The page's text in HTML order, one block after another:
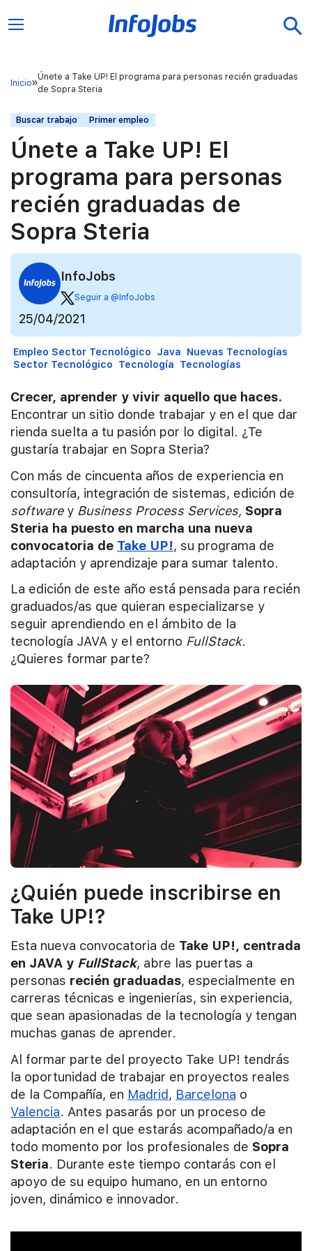
Inicio
Únete a Take UP! El programa para personas recién graduadas
de Sopra Steria
Buscar trabajo Primer empleo
Únete a Take UP! El
programa para personas
recién graduadas de
Sopra Steria
InfoJobs
Seguir a @InfoJobs
25/04/2021
Empleo Sector Tecnológico Java Nuevas Tecnologías
Sector Tecnológico Tecnología Tecnologías
Crecer, aprender y vivir aquello que haces.
Encontrar un sitio donde trabajar y en el que dar
rienda suelta a tu pasión por lo digital. ¿Te
gustaría trabajar en Sopra Steria?
Con más de cincuenta años de experiencia en
consultoría, integración de sistemas, edición de
softwarey Business Process Services, Sopra
Steria ha puesto en marcha una nueva
convocatoria de Take UP!, su programa de
adaptación y aprendizaje para sumar talento.
La edición de este año está pensada para recién
graduados/as que quieran especializarse y
seguir aprendiendo en el ámbito de la
tecnología JAVA y el entorno FullStack.
¿Quieres formar parte?
¿Quién puede inscribirse en
Take UP!?
Esta nueva convocatoria de Take UP!, centrada
en JAVA y FullStack, abre las puertas a
personas recién graduadas, especialmente en
carreras técnicas e ingenierías, sin experiencia,
que sean apasionadas de la tecnología y tengan
muchas ganas de aprender.
Al formar parte del proyecto Take UP! tendrás
la oportunidad de trabajar en proyectos reales
de la Compañía, en Madrid , Barcelona o
Valencia. Antes pasarás por un proceso de
adaptación en el que estarás acompañado/a en
todo momento por los profesionales de Sopra
Steria. Durante este tiempo contarás con el
apoyo de su equipo humano, en un entorno
joven, dinámico e innovador.